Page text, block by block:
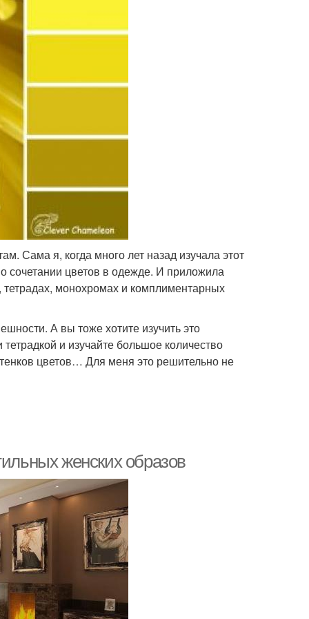
Сама я, когда много лет назад изучала этот
сочетании цветов в одежде. И приложила
тетрадах, монохромах и комплиментарных
А вы тоже хотите изучить это
и изучайте большое количество
цветов… Для меня это решительно не
женских образов